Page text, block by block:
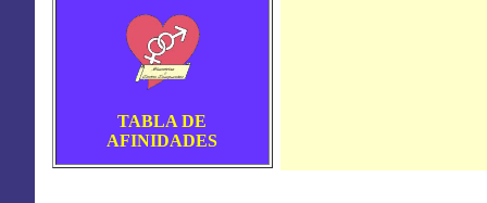
TABLA DE
AFINIDADES